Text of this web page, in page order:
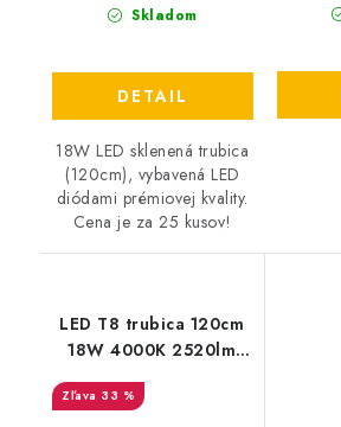
Skladom
DETAIL
18W LED sklenená trubica
(120cm), vybavená LED
diódami prémiovej kvality.
Cena je za 25 kusov!
LED T8 trubica 120cm
18W 4000K 2520lm
(140lm/W) - sklo -
vysoko svietivé | 25 -
33 %